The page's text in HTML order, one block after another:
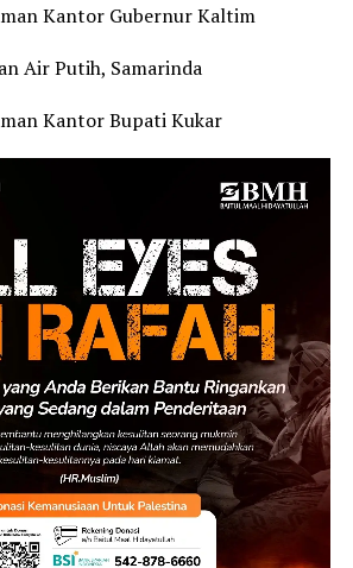
Kantor Gubernur Kaltim
Air Putih, Samarinda
Kantor Bupati Kukar